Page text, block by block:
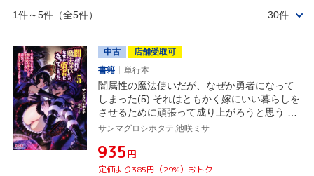
1件～5件（全5件） 30件
中古
店舗受取可
書籍
単行本
闇属性の魔法使いだが、なぜか勇者になって
しまった(5) それはともかく嫁にいい暮らしを
させるために頑張って成り上がろうと思う キ
ングノベルス
サンマグロシホタテ,池咲ミサ
¥935円
定価より385円（29%）おトク